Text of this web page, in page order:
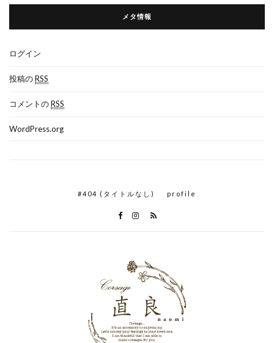
メタ情報
ログイン
投稿のRSS
コメントのRSS
WordPress.org
#404 (タイトルなし) profile